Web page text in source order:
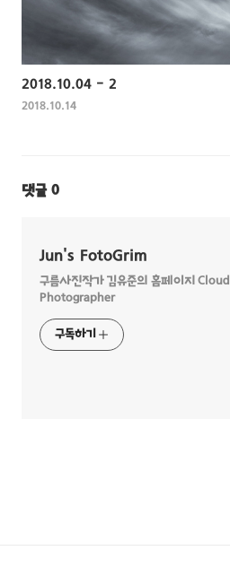
2018.10.04 - 2
2018.10.14
댓글 0
Jun's FotoGrim
구름사진작가 김유준의 홈페이지 Cloud
Photographer
구독하기